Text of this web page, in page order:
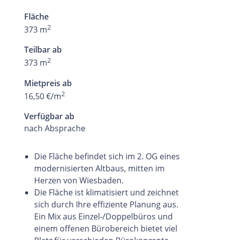
Fläche
373 m2
Teilbar ab
373 m2
Mietpreis ab
16,50 €/m2
Verfügbar ab
nach Absprache
Die Fläche befindet sich im 2. OG eines
modernisierten Altbaus, mitten im
Herzen von Wiesbaden.
Die Fläche ist klimatisiert und zeichnet
sich durch Ihre effiziente Planung aus.
Ein Mix aus Einzel-/Doppelbüros und
einem offenen Bürobereich bietet viel